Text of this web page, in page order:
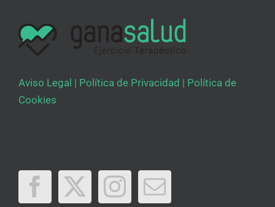
Aviso Legal | Política de Privacidad | Política de
Cookies